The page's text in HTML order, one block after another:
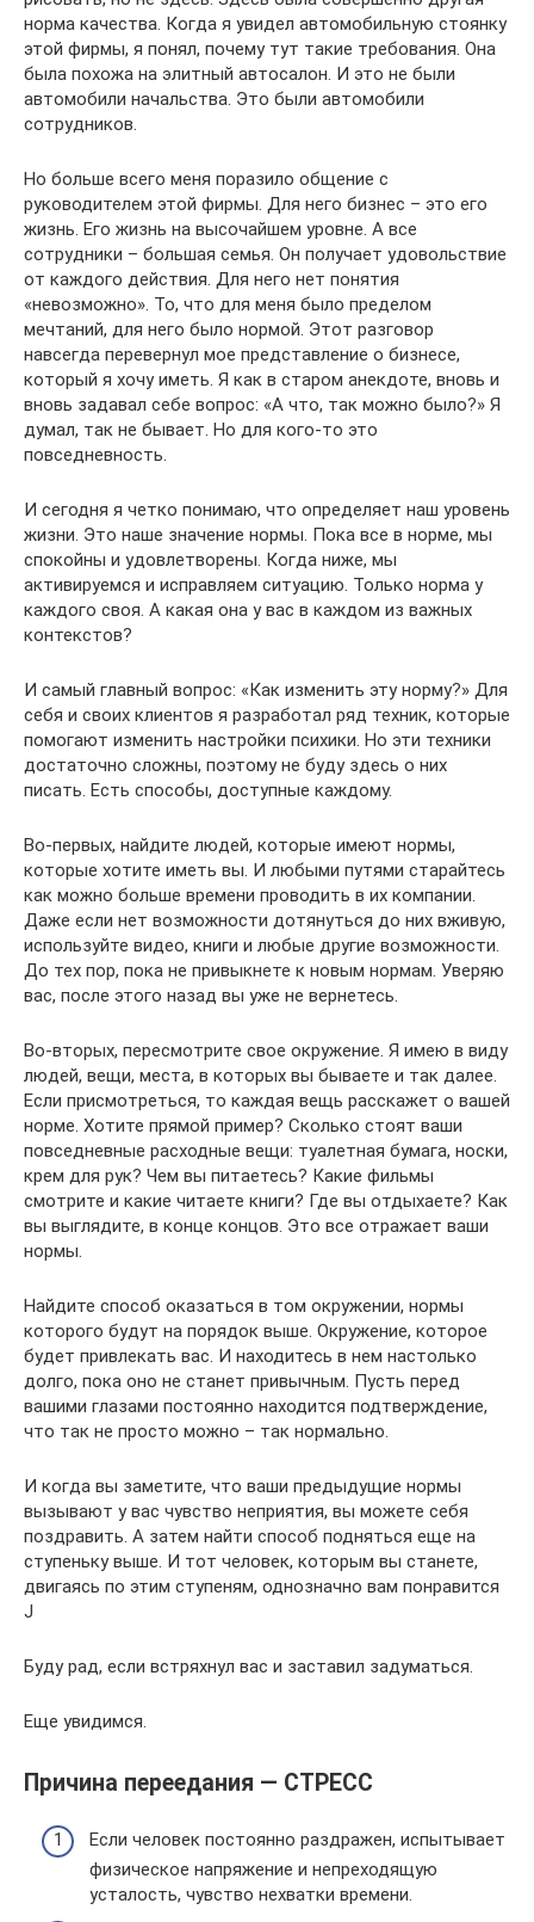
норма качества. Когда я увидел автомобильную стоянку
этой фирмы, я понял, почему тут такие требования. Она
была похожа на элитный автосалон. И это не были
автомобили начальства. Это были автомобили
сотрудников.
Но больше всего меня поразило общение с
руководителем этой фирмы. Для него бизнес – это его
жизнь. Его жизнь на высочайшем уровне. А все
сотрудники – большая семья. Он получает удовольствие
от каждого действия. Для него нет понятия
«невозможно». То, что для меня было пределом
мечтаний, для него было нормой. Этот разговор
навсегда перевернул мое представление о бизнесе,
который я хочу иметь. Я как в старом анекдоте, вновь и
вновь задавал себе вопрос: «А что, так можно было?» Я
думал, так не бывает. Но для кого-то это
повседневность.
И сегодня я четко понимаю, что определяет наш уровень
жизни. Это наше значение нормы. Пока все в норме, мы
спокойны и удовлетворены. Когда ниже, мы
активируемся и исправляем ситуацию. Только норма у
каждого своя. А какая она у вас в каждом из важных
контекстов?
И самый главный вопрос: «Как изменить эту норму?» Для
себя и своих клиентов я разработал ряд техник, которые
помогают изменить настройки психики. Но эти техники
достаточно сложны, поэтому не буду здесь о них
писать. Есть способы, доступные каждому.
Во-первых, найдите людей, которые имеют нормы,
которые хотите иметь вы. И любыми путями старайтесь
как можно больше времени проводить в их компании.
Даже если нет возможности дотянуться до них вживую,
используйте видео, книги и любые другие возможности.
До тех пор, пока не привыкнете к новым нормам. Уверяю
вас, после этого назад вы уже не вернетесь.
Во-вторых, пересмотрите свое окружение. Я имею в виду
людей, вещи, места, в которых вы бываете и так далее.
Если присмотреться, то каждая вещь расскажет о вашей
норме. Хотите прямой пример? Сколько стоят ваши
повседневные расходные вещи: туалетная бумага, носки,
крем для рук? Чем вы питаетесь? Какие фильмы
смотрите и какие читаете книги? Где вы отдыхаете? Как
вы выглядите, в конце концов. Это все отражает ваши
нормы.
Найдите способ оказаться в том окружении, нормы
которого будут на порядок выше. Окружение, которое
будет привлекать вас. И находитесь в нем настолько
долго, пока оно не станет привычным. Пусть перед
вашими глазами постоянно находится подтверждение,
что так не просто можно – так нормально.
И когда вы заметите, что ваши предыдущие нормы
вызывают у вас чувство неприятия, вы можете себя
поздравить. А затем найти способ подняться еще на
ступеньку выше. И тот человек, которым вы станете,
двигаясь по этим ступеням, однозначно вам понравится
J
Буду рад, если встряхнул вас и заставил задуматься.
Еще увидимся.
Причина переедания — СТРЕСС
Если человек постоянно раздражен, испытывает
физическое напряжение и непреходящую
усталость, чувство нехватки времени.